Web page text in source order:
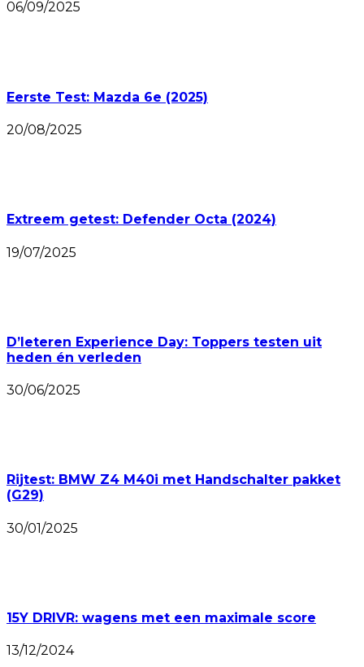
06/09/2025
Eerste Test: Mazda 6e (2025)
20/08/2025
Extreem getest: Defender Octa (2024)
19/07/2025
D’Ieteren Experience Day: Toppers testen uit
heden én verleden
30/06/2025
Rijtest: BMW Z4 M40i met Handschalter pakket
(G29)
30/01/2025
15Y DRIVR: wagens met een maximale score
13/12/2024